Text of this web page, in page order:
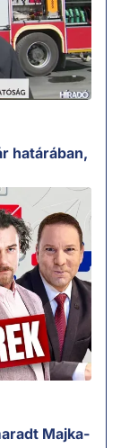
határában,
Majka-